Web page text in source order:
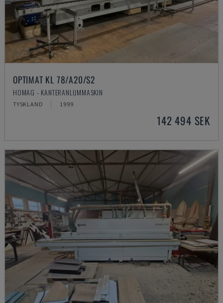
OPTIMAT KL 78/A20/S2
HOMAG - KANTERANLIJMMASKIN
TYSKLAND 1999
142 494 SEK